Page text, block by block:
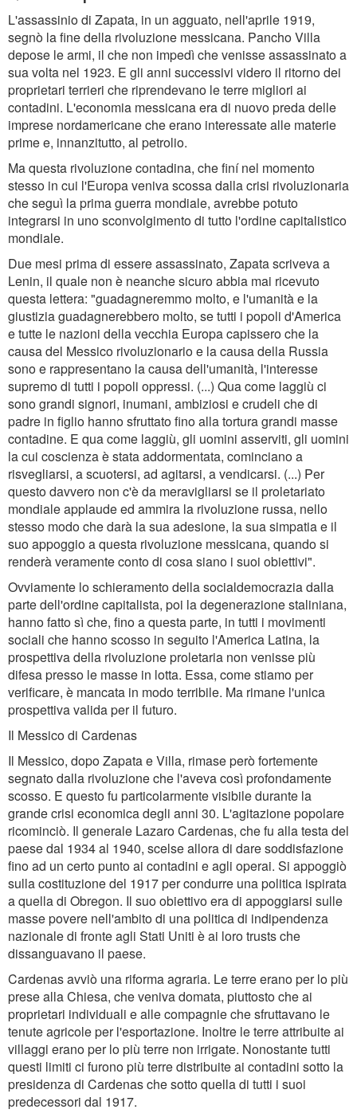
L'assassinio di Zapata, in un agguato, nell'aprile 1919,
segnò la fine della rivoluzione messicana. Pancho Villa
depose le armi, il che non impedì che venisse assassinato a
sua volta nel 1923. E gli anni successivi videro il ritorno dei
proprietari terrieri che riprendevano le terre migliori ai
contadini. L'economia messicana era di nuovo preda delle
imprese nordamericane che erano interessate alle materie
prime e, innanzitutto, al petrolio.
Ma questa rivoluzione contadina, che finí nel momento
stesso in cui l'Europa veniva scossa dalla crisi rivoluzionaria
che seguì la prima guerra mondiale, avrebbe potuto
integrarsi in uno sconvolgimento di tutto l'ordine capitalistico
mondiale.
Due mesi prima di essere assassinato, Zapata scriveva a
Lenin, il quale non è neanche sicuro abbia mai ricevuto
questa lettera: "guadagneremmo molto, e l'umanità e la
giustizia guadagnerebbero molto, se tutti i popoli d'America
e tutte le nazioni della vecchia Europa capissero che la
causa del Messico rivoluzionario e la causa della Russia
sono e rappresentano la causa dell'umanità, l'interesse
supremo di tutti i popoli oppressi. (...) Qua come laggiù ci
sono grandi signori, inumani, ambiziosi e crudeli che di
padre in figlio hanno sfruttato fino alla tortura grandi masse
contadine. E qua come laggiù, gli uomini asserviti, gli uomini
la cui coscienza è stata addormentata, cominciano a
risvegliarsi, a scuotersi, ad agitarsi, a vendicarsi. (...) Per
questo davvero non c'è da meravigliarsi se il proletariato
mondiale applaude ed ammira la rivoluzione russa, nello
stesso modo che darà la sua adesione, la sua simpatia e il
suo appoggio a questa rivoluzione messicana, quando si
renderà veramente conto di cosa siano i suoi obiettivi".
Ovviamente lo schieramento della socialdemocrazia dalla
parte dell'ordine capitalista, poi la degenerazione staliniana,
hanno fatto sì che, fino a questa parte, in tutti i movimenti
sociali che hanno scosso in seguito l'America Latina, la
prospettiva della rivoluzione proletaria non venisse più
difesa presso le masse in lotta. Essa, come stiamo per
verificare, è mancata in modo terribile. Ma rimane l'unica
prospettiva valida per il futuro.
Il Messico di Cardenas
Il Messico, dopo Zapata e Villa, rimase però fortemente
segnato dalla rivoluzione che l'aveva così profondamente
scosso. E questo fu particolarmente visibile durante la
grande crisi economica degli anni 30. L'agitazione popolare
ricominciò. Il generale Lazaro Cardenas, che fu alla testa del
paese dal 1934 al 1940, scelse allora di dare soddisfazione
fino ad un certo punto ai contadini e agli operai. Si appoggiò
sulla costituzione del 1917 per condurre una politica ispirata
a quella di Obregon. Il suo obiettivo era di appoggiarsi sulle
masse povere nell'ambito di una politica di indipendenza
nazionale di fronte agli Stati Uniti è ai loro trusts che
dissanguavano il paese.
Cardenas avviò una riforma agraria. Le terre erano per lo più
prese alla Chiesa, che veniva domata, piuttosto che ai
proprietari individuali e alle compagnie che sfruttavano le
tenute agricole per l'esportazione. Inoltre le terre attribuite ai
villaggi erano per lo più terre non irrigate. Nonostante tutti
questi limiti ci furono più terre distribuite ai contadini sotto la
presidenza di Cardenas che sotto quella di tutti i suoi
predecessori dal 1917.